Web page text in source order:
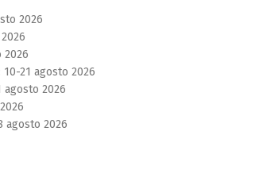
2026
2026
10-21 agosto 2026
agosto 2026
agosto 2026